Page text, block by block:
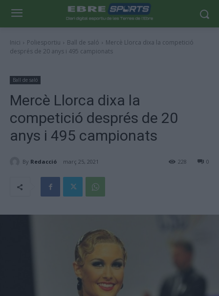
Inici Poliesportiu Ball de saló
Mercè Llorca dixa la competició
després de 20 anys i 495 campionats
Ball de saló
Mercè Llorca dixa la
competició després de 20
anys i 495 campionats
By Redacció març 25, 2021 0
228